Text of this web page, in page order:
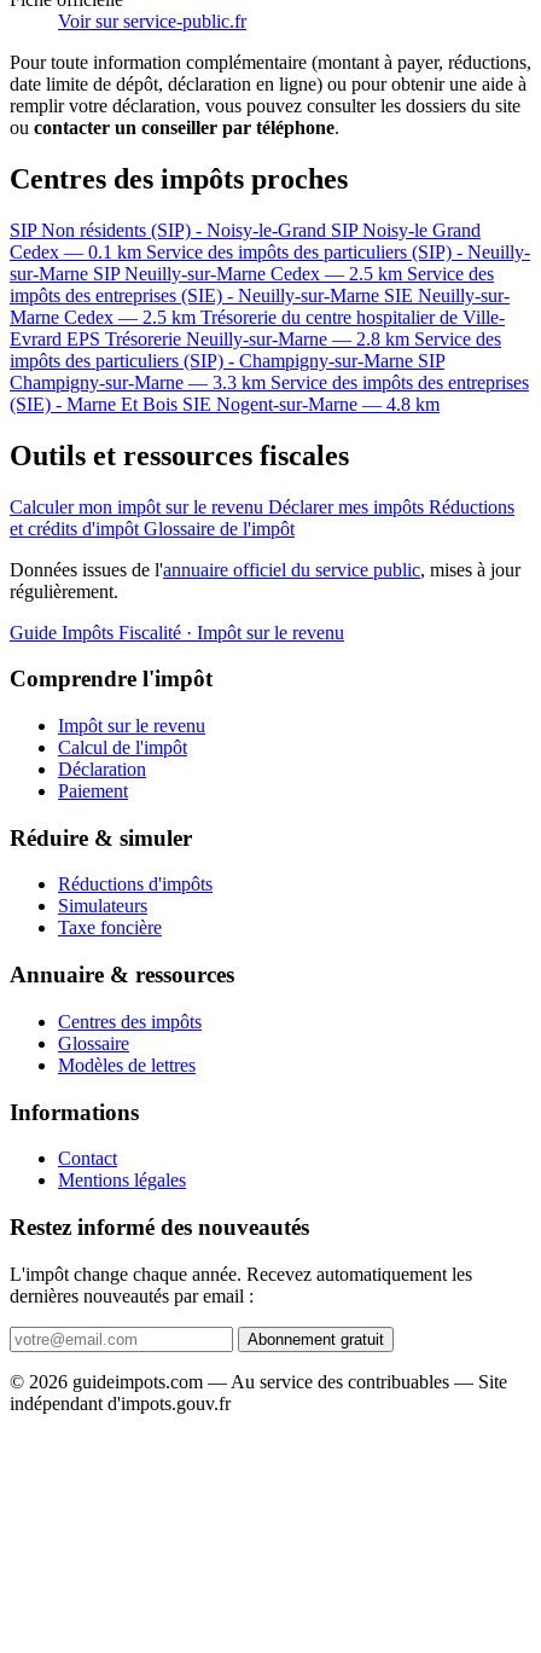
Voir sur service-public.fr
Pour toute information complémentaire (montant à payer, réductions,
date limite de dépôt, déclaration en ligne) ou pour obtenir une aide à
remplir votre déclaration, vous pouvez consulter les dossiers du site
ou contacter un conseiller par téléphone.
Centres des impôts proches
SIP Non résidents (SIP) - Noisy-le-Grand SIP Noisy-le Grand
Cedex — 0.1 km Service des impôts des particuliers (SIP) - Neuilly-
sur-Marne SIP Neuilly-sur-Marne Cedex — 2.5 km Service des
impôts des entreprises (SIE) - Neuilly-sur-Marne SIE Neuilly-sur-
Marne Cedex — 2.5 km Trésorerie du centre hospitalier de Ville-
Evrard EPS Trésorerie Neuilly-sur-Marne — 2.8 km Service des
impôts des particuliers (SIP) - Champigny-sur-Marne SIP
Champigny-sur-Marne — 3.3 km Service des impôts des entreprises
(SIE) - Marne Et Bois SIE Nogent-sur-Marne — 4.8 km
Outils et ressources fiscales
Calculer mon impôt sur le revenu Déclarer mes impôts Réductions
et crédits d'impôt Glossaire de l'impôt
Données issues de l'annuaire officiel du service public, mises à jour
régulièrement.
Guide Impôts Fiscalité · Impôt sur le revenu
Comprendre l'impôt
Impôt sur le revenu
Calcul de l'impôt
Déclaration
Paiement
Réduire & simuler
Réductions d'impôts
Simulateurs
Taxe foncière
Annuaire & ressources
Centres des impôts
Glossaire
Modèles de lettres
Informations
Contact
Mentions légales
Restez informé des nouveautés
L'impôt change chaque année. Recevez automatiquement les
dernières nouveautés par email :
Abonnement gratuit
© 2026 guideimpots.com — Au service des contribuables — Site
indépendant d'impots.gouv.fr